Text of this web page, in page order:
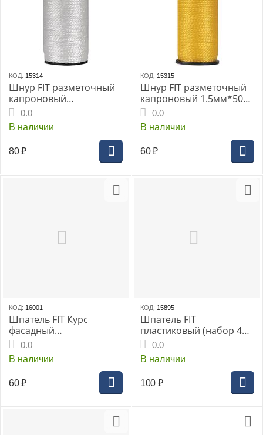
КОД: 15314
Шнур FIT разметочный
капроновый
1.5мм*100м белый
0.0
В наличии
80 ₽
КОД: 15315
Шнур FIT разметочный
капроновый 1.5мм*50м
желтый
0.0
В наличии
60 ₽
КОД: 16001
Шпатель FIT Курс
фасадный
нержавеющий 60мм
(06485i)
0.0
В наличии
60 ₽
КОД: 15895
Шпатель FIT
пластиковый (набор 4
шт)("Япончик")
50/80/100/120 мм
0.0
В наличии
100 ₽